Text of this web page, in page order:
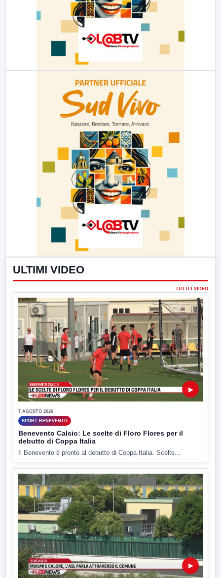
ULTIMI VIDEO
TUTTI I VIDEO
▶
7 AGOSTO 2026
SPORT BENEVENTO
Benevento Calcio: Le scelte di Floro Flores per il
debutto di Coppa Italia
Il Benevento è pronto al debutto di Coppa Italia. Scelte...
▶